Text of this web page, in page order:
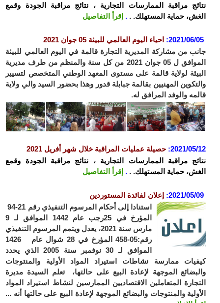
مراقبة الممارسات التجارية ، نتائج مراقبة الجودة وقمع
حماية المستهلك. ..إقرأ التفاصيل
2021/06/
:احياء اليوم العالمي للبيئة 05 جوان
2021
من مشاركة المديرية التجارة قالمة في اليوم العالمي للبيئة
الموافق ل 05 جوان 2021 من كل سنة والمنظم من طرف مديرية
لولاية قالمة على مستوى المعهد الوطني المتخصص لتسيير
المهنيين بقالمة جبابلة قدور وهذا بحضور السيد والي ولاية
والوفد المرافق له.
2021/
: حصيلة عمليات المراقبة خلال شهر أفريل 2021
مراقبة الممارسات التجارية ، نتائج مراقبة الجودة وقمع
حماية المستهلك. ..إقرأ التفاصيل
2021/05/
: إعلان لفائدة المستوردين
استنادا إلى أحكام المرسوم التنفيذي رقم 21-94
المؤرخ في 25رجب عام 1442 الموافق لـ 9
مارس سنة 2021، يعدل ويتمم المرسوم التنفيذي
رقم:05-458 المؤرخ في 28 شوال عام 1426
الموافق لـ 30 نوفمبر سنة 2005 الذي يحدد
ممارسة نشاطات استيراد المواد الأولية والمنتوجات
الموجهة لإعادة البيع على حالتها، تعلم السيدة مديرة
المتعاملين الاقتصاديين الممارسين لنشاط استيراد المواد
والمنتوجات والبضائع الموجهة لإعادة البيع على حالتها أنه ...